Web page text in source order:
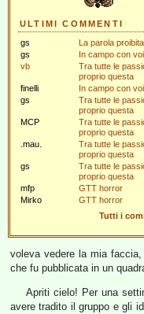
ULTIMI COMMENTI
gs
La parola proibita
gs
In campo con voi
vb
Tra tutte le
proprio questa
finelli
In campo con voi
gs
Tra tutte le
proprio questa
MCP
Tra tutte le
proprio questa
.mau.
Tra tutte le
proprio questa
gs
Tra tutte le
proprio questa
mfp
GTT horror
Mirko
GTT horror
Tutti i
voleva vedere la mia
che fu pubblicata in un
Apriti cielo! Per una
avere tradito il gruppo e gli